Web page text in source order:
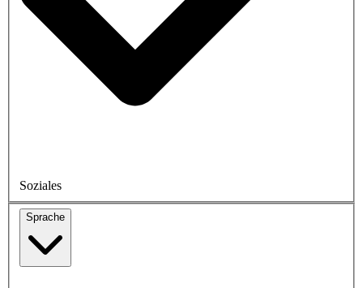
Soziales
Sprache